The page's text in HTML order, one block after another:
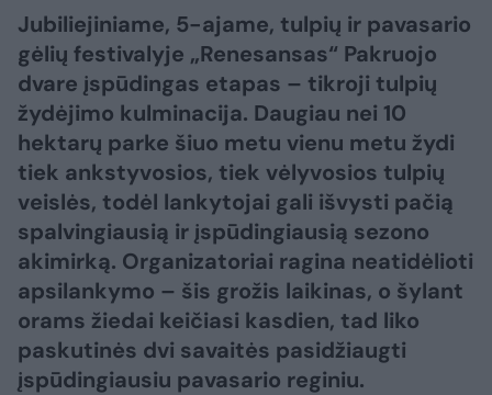
Jubiliejiniame, 5-ajame, tulpių ir pavasario
gėlių festivalyje „Renesansas“ Pakruojo
dvare įspūdingas etapas – tikroji tulpių
žydėjimo kulminacija. Daugiau nei 10
hektarų parke šiuo metu vienu metu žydi
tiek ankstyvosios, tiek vėlyvosios tulpių
veislės, todėl lankytojai gali išvysti pačią
spalvingiausią ir įspūdingiausią sezono
akimirką. Organizatoriai ragina neatidėlioti
apsilankymo – šis grožis laikinas, o šylant
orams žiedai keičiasi kasdien, tad liko
paskutinės dvi savaitės pasidžiaugti
įspūdingiausiu pavasario reginiu.